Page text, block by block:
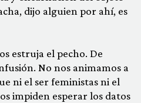
dijo alguien por ahí, es
estruja el pecho. De
No nos animamos a
ni el ser feministas ni el
impiden esperar los datos